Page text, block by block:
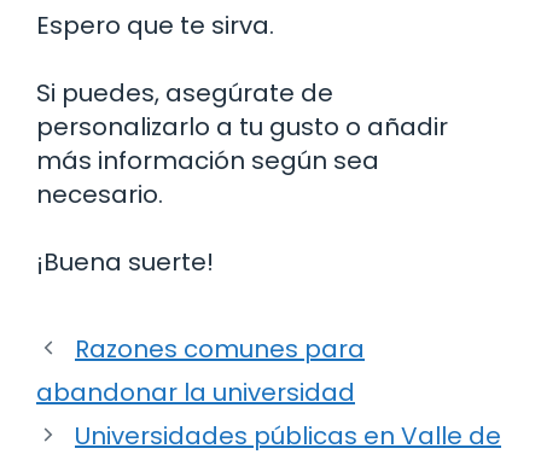
Espero que te sirva.
Si puedes, asegúrate de
personalizarlo a tu gusto o añadir
más información según sea
necesario.
¡Buena suerte!
Razones comunes para
abandonar la universidad
Universidades públicas en Valle de